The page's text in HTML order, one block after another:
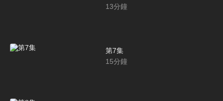
13分鐘
第7集
15分鐘